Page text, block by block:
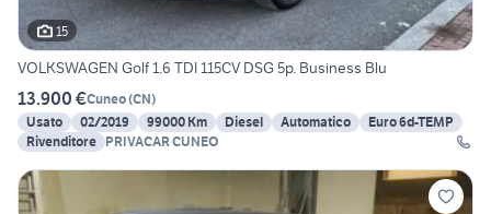
15
VOLKSWAGEN Golf 1.6 TDI 115CV DSG 5p. Business Blu
13.900 €Cuneo(CN)
Usato
02/2019 99000 Km Diesel Automatico
Euro 6d-TEMP
Rivenditore PRIVACAR CUNEO